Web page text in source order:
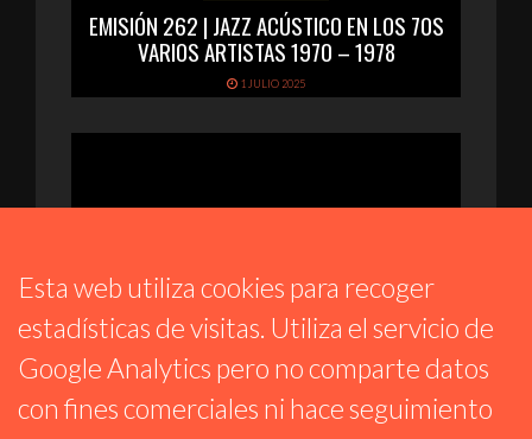
EMISIÓN 262 | JAZZ ACÚSTICO EN LOS 70S
VARIOS ARTISTAS 1970 – 1978
1 JULIO 2025
ONDA SONORA
Esta web utiliza cookies para recoger
estadísticas de visitas. Utiliza el servicio de
Google Analytics pero no comparte datos
con fines comerciales ni hace seguimiento